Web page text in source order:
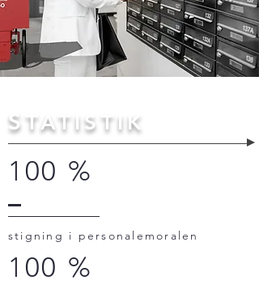
STATISTIK
100 %
stigning i personalemoralen
100 %